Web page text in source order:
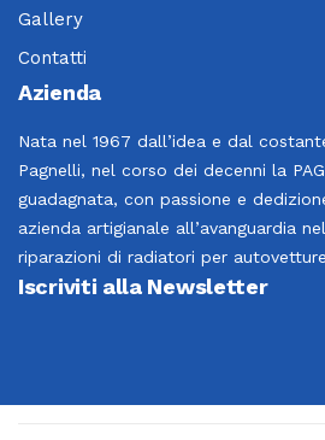
Gallery
Contatti
Azienda
Nata nel 1967 dall’idea e dal
Pagnelli, nel corso dei decenni la
guadagnata, con passione e
azienda artigianale all’avanguardia
riparazioni di radiatori per
Iscriviti alla Newsletter